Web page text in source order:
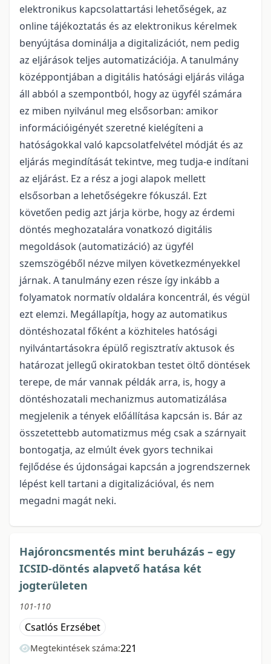
elektronikus kapcsolattartási lehetőségek, az
online tájékoztatás és az elektronikus kérelmek
benyújtása dominálja a digitalizációt, nem pedig
az eljárások teljes automatizációja. A tanulmány
középpontjában a digitális hatósági eljárás világa
áll abból a szempontból, hogy az ügyfél számára
ez miben nyilvánul meg elsősorban: amikor
információigényét szeretné kielégíteni a
hatóságokkal való kapcsolatfelvétel módját és az
eljárás megindítását tekintve, meg tudja-e indítani
az eljárást. Ez a rész a jogi alapok mellett
elsősorban a lehetőségekre fókuszál. Ezt
követően pedig azt járja körbe, hogy az érdemi
döntés meghozatalára vonatkozó digitális
megoldások (automatizáció) az ügyfél
szemszögéből nézve milyen következményekkel
járnak. A tanulmány ezen része így inkább a
folyamatok normatív oldalára koncentrál, és végül
ezt elemzi. Megállapítja, hogy az automatikus
döntéshozatal főként a közhiteles hatósági
nyilvántartásokra épülő regisztratív aktusok és
határozat jellegű okiratokban testet öltő döntések
terepe, de már vannak példák arra, is, hogy a
döntéshozatali mechanizmus automatizálása
megjelenik a tények előállítása kapcsán is. Bár az
összetettebb automatizmus még csak a szárnyait
bontogatja, az elmúlt évek gyors technikai
fejlődése és újdonságai kapcsán a jogrendszernek
lépést kell tartani a digitalizációval, és nem
megadni magát neki.
Hajóroncsmentés mint beruházás – egy
ICSID-döntés alapvető hatása két
jogterületen
101-110
Csatlós Erzsébet
Megtekintések száma:221